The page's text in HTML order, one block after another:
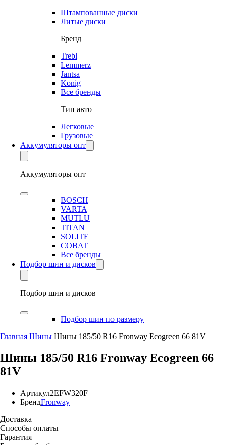
Штампованные диски
Литые диски
Бренд
Trebl
Lemmerz
Jantsa
Konig
Все бренды
Тип авто
Легковые
Грузовые
Аккумуляторы опт
Аккумуляторы опт
BOSCH
VARTA
MUTLU
TITAN
SOLITE
COBAT
Все бренды
Подбор шин и дисков
Подбор шин и дисков
Подбор шин по размеру
Главная Шины Шины 185/50 R16 Fronway Ecogreen 66 81V
Шины 185/50 R16 Fronway Ecogreen 66
81V
Артикул2EFW320F
БрендFronway
Доставка
Способы оплаты
Гарантия